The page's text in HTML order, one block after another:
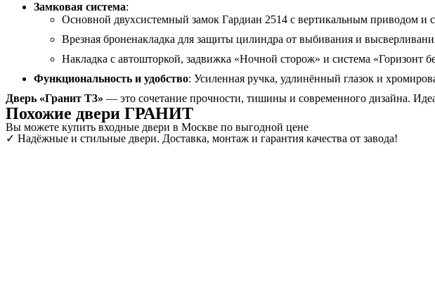
Замковая система:
Основной двухсистемный замок Гардиан 2514 с вертикальным приводом и
Врезная броненакладка для защиты цилиндра от выбивания и
Накладка с автошторкой, задвижка «Ночной сторож» и система «Горизонт
Функциональность и удобство: Усиленная ручка, удлинённый глазок и
Дверь «Гранит Т3» — это сочетание прочности, тишины и современного дизайна.
Похожие двери ГРАНИТ
Вы можете купить входные двери в Москве по выгодной цене
✓ Надёжные и стильные двери. Доставка, монтаж и гарантия качества от завода!